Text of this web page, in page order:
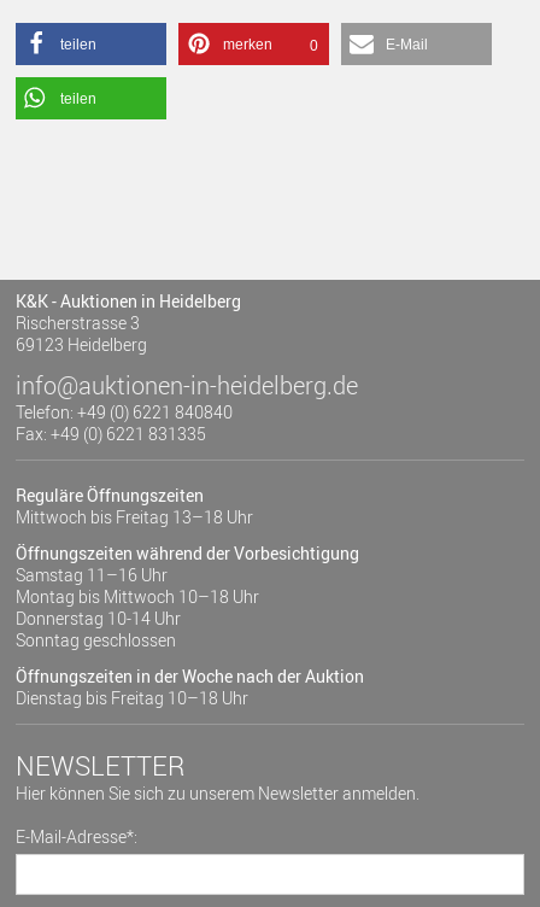
teilen merken 0 E-Mail
teilen
K&K - Auktionen in Heidelberg
Rischerstrasse 3
69123 Heidelberg
info@auktionen-in-heidelberg.de
Telefon: +49 (0) 6221 840840
Fax: +49 (0) 6221 831335
Reguläre Öffnungszeiten
Mittwoch bis Freitag 13–18 Uhr
Öffnungszeiten während der Vorbesichtigung
Samstag 11–16 Uhr
Montag bis Mittwoch 10–18 Uhr
Donnerstag 10-14 Uhr
Sonntag geschlossen
Öffnungszeiten in der Woche nach der Auktion
Dienstag bis Freitag 10–18 Uhr
NEWSLETTER
Hier können Sie sich zu unserem Newsletter anmelden.
E-Mail-Adresse*: